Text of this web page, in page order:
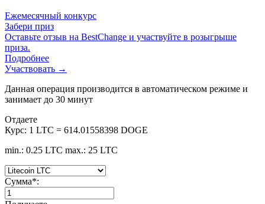
Ежемесячный конкурс
Забери приз
Оставьте отзыв на BestChange и участвуйте в розыгрыше
приза.
Подробнее
Участвовать →
Данная операция производится в автоматическом режиме и
занимает до 30 минут
Отдаете
Курс: 1 LTC = 614.01558398 DOGE
min.: 0.25 LTC max.: 25 LTC
Сумма*: